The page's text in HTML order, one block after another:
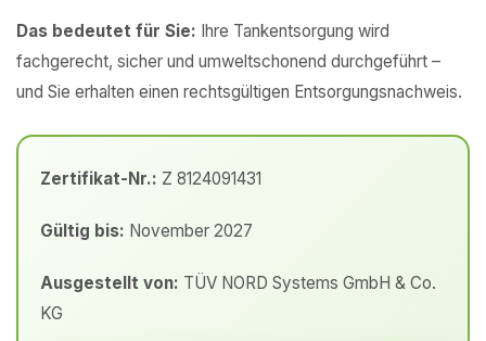
Das bedeutet für Sie: Ihre Tankentsorgung wird
fachgerecht, sicher und umweltschonend durchgeführt –
und Sie erhalten einen rechtsgültigen Entsorgungsnachweis.
Zertifikat-Nr.: Z 8124091431
Gültig bis: November 2027
Ausgestellt von: TÜV NORD Systems GmbH & Co.
KG